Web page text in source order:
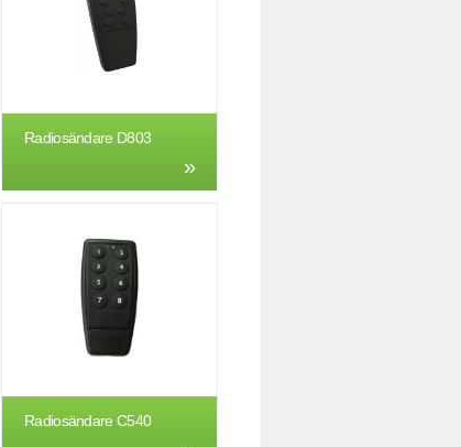
Radiosändare D803
Radiosändare C540